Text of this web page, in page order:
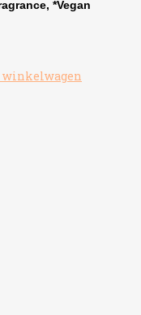
*Vegan
winkelwagen